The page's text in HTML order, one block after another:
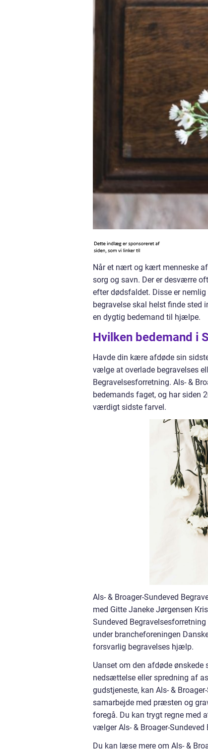
Når et nært og kært menneske
sorg og savn. Der er desværre
efter dødsfaldet. Disse er
begravelse skal helst finde sted
en dygtig bedemand til hjælpe.
Hvilken bedemand i
Havde din kære afdøde sin
vælge at overlade begravelses
Begravelsesforretning. Als- &
bedemands faget, og har siden
værdigt sidste farvel.
Als- & Broager-Sundeved
med Gitte Janeke Jørgensen
Sundeved
under brancheforeningen
forsvarlig begravelses hjælp.
Uanset om den afdøde
nedsættelse eller spredning af
gudstjeneste, kan Als- &
samarbejde med præsten og
foregå. Du kan trygt regne med
vælger Als- & Broager-
Du kan læse mere om Als- &